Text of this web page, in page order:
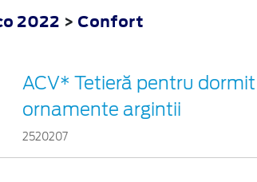
2022 > Confort
ACV* Tetieră pentru
ornamente argintii
2520207